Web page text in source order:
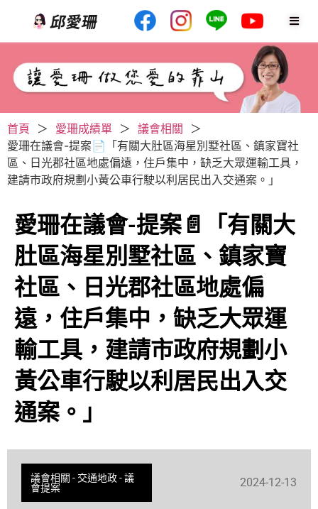
首頁 ＞ 愛珊成績單 ＞ 議會相關
＞
愛珊在議會-提案📄「有關大肚區海星別墅社區、鎮家寶社
區、日光郡社區地處偏遠，住戶集中，缺乏大眾運輸工具，
建請市政府規劃小黃公車行駛以利居民出入交通案。」
愛珊在議會-提案📄「有關大
肚區海星別墅社區、鎮家寶
社區、日光郡社區地處偏
遠，住戶集中，缺乏大眾運
輸工具，建請市政府規劃小
黃公車行駛以利居民出入交
通案。」
議會相關 - 交通地政-議
會提案
2024-12-13